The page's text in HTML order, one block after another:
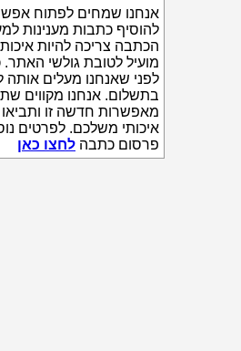
אנחנו שמחים לפתוח
להוסיף כתבות מענינות
הכתבה צריכה להיות
מועיל לטובת גולשי
לפני שאנחנו מעלים אותה
בתשלום. אנחנו מקווים
מאפשרות חדשה זו ותביאו
איכותי משלכם. לפרטים
פרסום כתבה לחצו כאן